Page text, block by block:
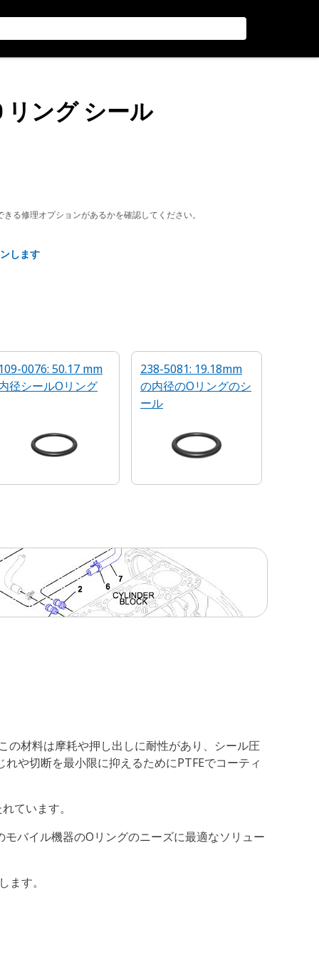
リング シール
る修理オプションがあるかを確認してください。
します
0076: 50.17 mm
径シールOリング
238-5081: 19.18mm
の内径のOリングのシ
ール
の材料は摩耗や押し出しに耐性があり、シール圧
や切断を最小限に抑えるためにPTFEでコーティ
ています。
バイル機器のOリングのニーズに最適なソリュー
す。